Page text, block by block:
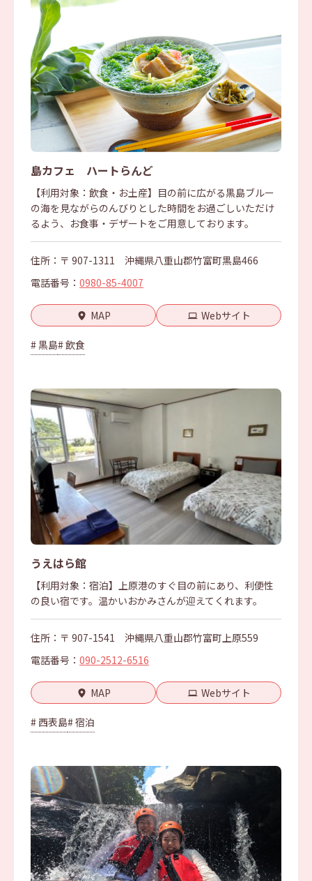
島カフェ ハートらんど
【利用対象：飲食・お土産】目の前に広がる黒島ブルー
の海を見ながらのんびりとした時間をお過ごしいただけ
るよう、お食事・デザートをご用意しております。
住所：〒 907-1311 沖縄県八重山郡竹富町黒島466
電話番号： 0980-85-4007
MAP Webサイト
# 黒島# 飲食
うえはら館
【利用対象：宿泊】上原港のすぐ目の前にあり、利便性
の良い宿です。温かいおかみさんが迎えてくれます。
住所：〒 907-1541 沖縄県八重山郡竹富町上原559
電話番号： 090-2512-6516
MAP Webサイト
# 西表島# 宿泊